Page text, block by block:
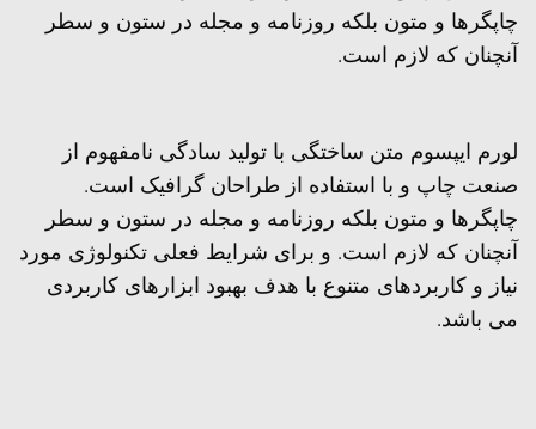
چاپگرها و متون بلکه روزنامه و مجله در ستون و سطر
آنچنان که لازم است.
لورم ایپسوم متن ساختگی با تولید سادگی نامفهوم از
صنعت چاپ و با استفاده از طراحان گرافیک است.
چاپگرها و متون بلکه روزنامه و مجله در ستون و سطر
آنچنان که لازم است. و برای شرایط فعلی تکنولوژی مورد
نیاز و کاربردهای متنوع با هدف بهبود ابزارهای کاربردی
می باشد.